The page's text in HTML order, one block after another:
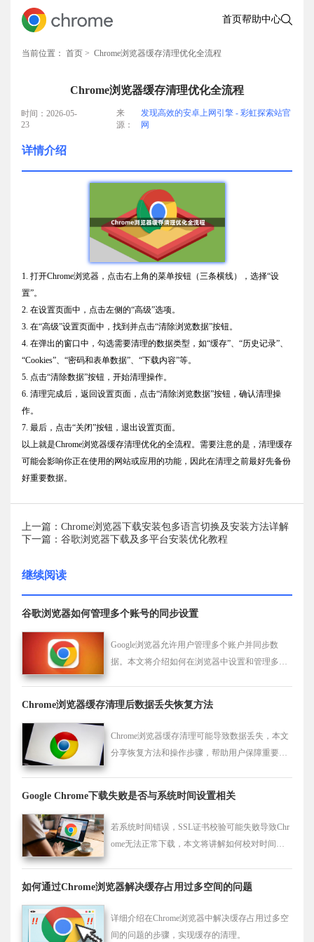
首页帮助中心
当前位置： 首页 > Chrome浏览器缓存清理优化全流程
Chrome浏览器缓存清理优化全流程
时间：2026-05-
23
来
源：
发现高效的安卓上网引擎 - 彩虹探索站官
网
详情介绍
1. 打开Chrome浏览器，点击右上角的菜单按钮（三条横线），选择“设
置”。
2. 在设置页面中，点击左侧的“高级”选项。
3. 在“高级”设置页面中，找到并点击“清除浏览数据”按钮。
4. 在弹出的窗口中，勾选需要清理的数据类型，如“缓存”、“历史记录”、
“Cookies”、“密码和表单数据”、“下载内容”等。
5. 点击“清除数据”按钮，开始清理操作。
6. 清理完成后，返回设置页面，点击“清除浏览数据”按钮，确认清理操
作。
7. 最后，点击“关闭”按钮，退出设置页面。
以上就是Chrome浏览器缓存清理优化的全流程。需要注意的是，清理缓存
可能会影响你正在使用的网站或应用的功能，因此在清理之前最好先备份
好重要数据。
上一篇：Chrome浏览器下载安装包多语言切换及安装方法详解
下一篇：谷歌浏览器下载及多平台安装优化教程
继续阅读
谷歌浏览器如何管理多个账号的同步设置
Google浏览器允许用户管理多个账户并同步数
据。本文将介绍如何在浏览器中设置和管理多个
Chrome浏览器缓存清理后数据丢失恢复方法
Chrome浏览器缓存清理可能导致数据丢失，本文
分享恢复方法和操作步骤，帮助用户保障重要数
Google Chrome下载失败是否与系统时间设置相关
若系统时间错误，SSL证书校验可能失败导致Chr
ome无法正常下载，本文将讲解如何校对时间并
如何通过Chrome浏览器解决缓存占用过多空间的问题
详细介绍在Chrome浏览器中解决缓存占用过多空
间的问题的步骤，实现缓存的清理。